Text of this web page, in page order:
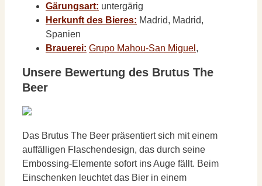
Gärungsart: untergärig
Herkunft des Bieres: Madrid, Madrid,
Spanien
Brauerei: Grupo Mahou-San Miguel ,
Unsere Bewertung des Brutus The
Beer
Das Brutus The Beer präsentiert sich mit einem
auffälligen Flaschendesign, das durch seine
Embossing-Elemente sofort ins Auge fällt. Beim
Einschenken leuchtet das Bier in einem